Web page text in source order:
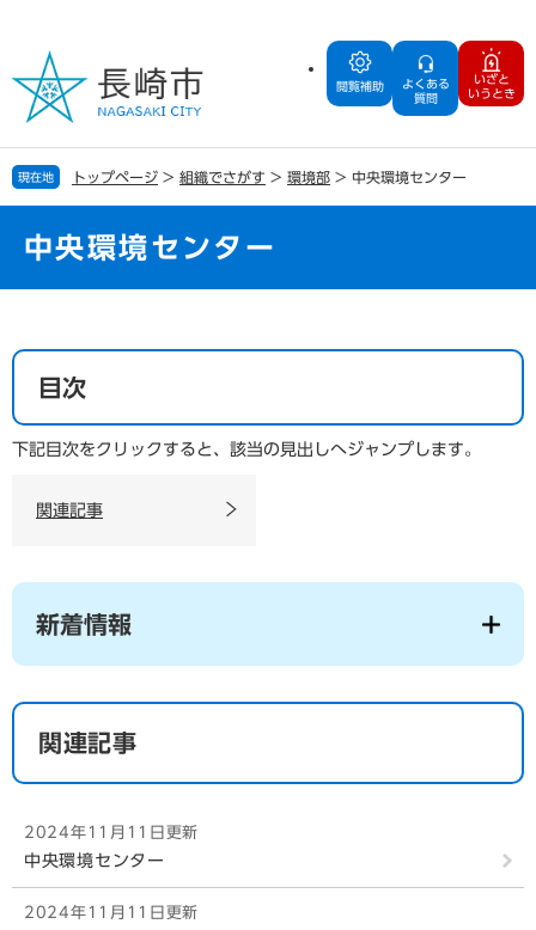
の
で
す
ー
ば
し
へ
閲覧補助
よくある
質問
いざと
いうとき
現在地 トップページ > 組織でさがす > 環境部 > 中央環境センター
中央環境センター
文
目次
下記目次をクリックすると、該当の見出しへジャンプします。
関連記事
新着情報
関連記事
2024年11月11日更新
中央環境センター
2024年11月11日更新